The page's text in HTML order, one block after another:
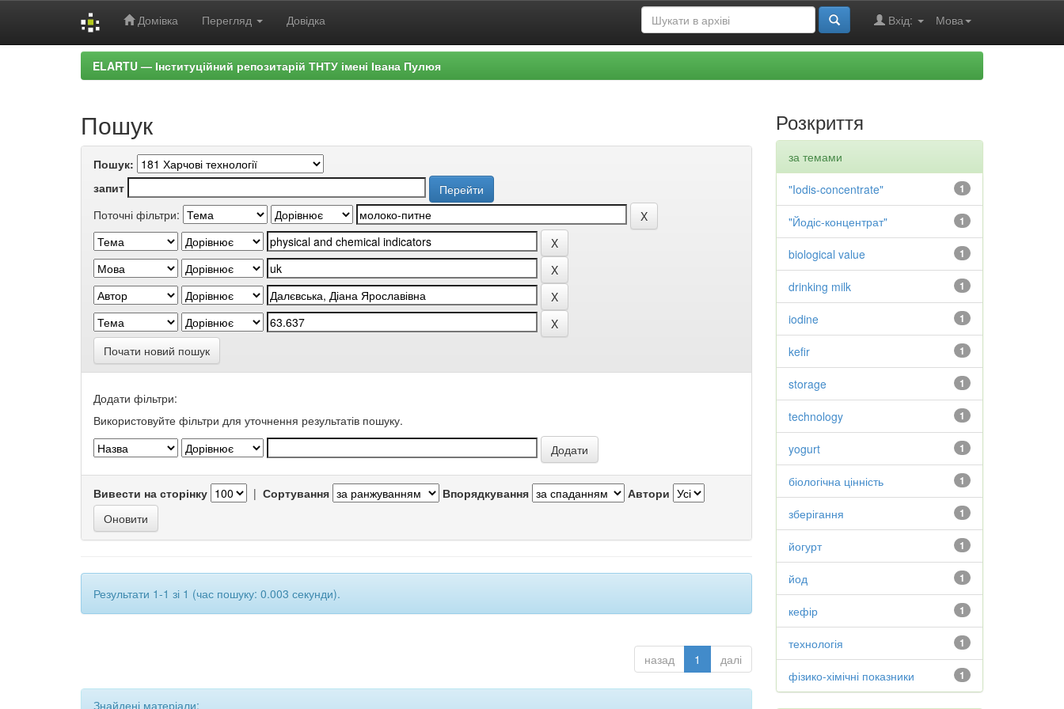
Домівка Перегляд Довідка Мова
Вхід:
ELARTU — Інституційний репозитарій ТНТУ імені Івана Пулюя
Пошук
Пошук:
запит
Поточні фільтри:
Почати новий пошук
Додати фільтри:
Використовуйте фільтри для уточнення результатів пошуку.
Вивести на сторінку | Сортування Впорядкування Автори
Результати 1-1 зі 1 (час пошуку: 0.003 секунди).
назад 1 далі
Знайдені матеріали:
Розкриття
за темами
1
"Iodis-concentrate"
1
"Йодіс-концентрат"
1
biological value
1
drinking milk
1
iodine
1
kefir
1
storage
1
technology
1
yogurt
1
біологічна цінність
1
зберігання
1
йогурт
1
йод
1
кефір
1
технологія
1
фізико-хімічні показники